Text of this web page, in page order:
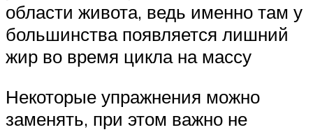
области живота, ведь именно там у
большинства появляется лишний
жир во время цикла на массу
Некоторые упражнения можно
заменять, при этом важно не